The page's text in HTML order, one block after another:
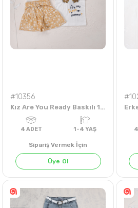
4ADET 6-18 AYLIK
#10356
Kız Are You Ready Baskılı 1-4 Yaş Şortlu Takım
Sipariş Vermek İçin
Üye Ol